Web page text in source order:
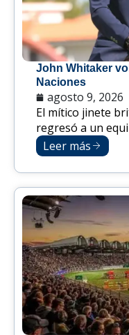
John Whitaker
Naciones
agosto 9, 2026
El mítico jinete
regresó a un
Leer más